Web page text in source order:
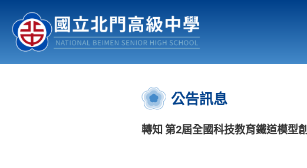
認識北中 行事曆
:::
公告訊息
轉知 第2屆全國科技教育鐵道模型